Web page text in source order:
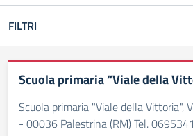
FILTRI
Scuola primaria “Viale della
Scuola primaria "Viale della Vittoria",
- 00036 Palestrina (RM) Tel.